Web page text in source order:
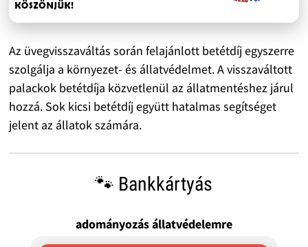
Az üvegvisszaváltás során felajánlott betétdíj egyszerre
szolgálja a környezet- és állatvédelmet. A visszaváltott
palackok betétdíja közvetlenül az állatmentéshez járul
hozzá. Sok kicsi betétdíj együtt hatalmas segítséget
jelent az állatok számára.
🐾 Bankkártyás
adományozás állatvédelemre